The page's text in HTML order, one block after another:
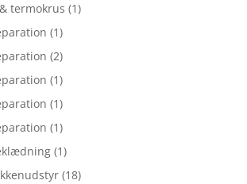
termokrus (1)
(1)
(2)
(1)
(1)
(1)
(1)
(18)